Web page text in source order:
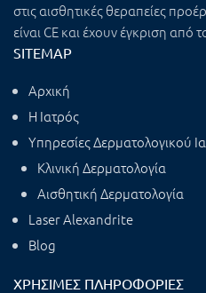
στις αισθητικές θεραπείες
είναι CE και έχουν έγκριση από
SITEMAP
Αρχική
Η Ιατρός
Υπηρεσίες Δερματολογικού
Κλινική Δερματολογία
Αισθητική Δερματολογία
Laser Alexandrite
Blog
ΧΡΉΣΙΜΕΣ ΠΛΗΡΟΦΟΡΊΕΣ